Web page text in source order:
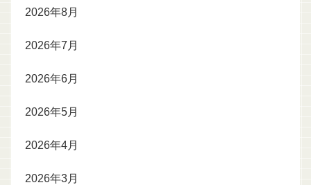
2026年8月
2026年7月
2026年6月
2026年5月
2026年4月
2026年3月